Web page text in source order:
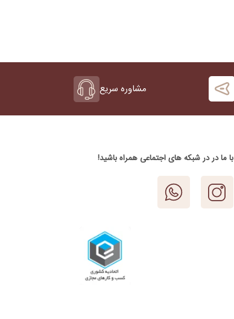
مشاوره سریع
با ما در در شبکه های اجتماعی همراه باشید!